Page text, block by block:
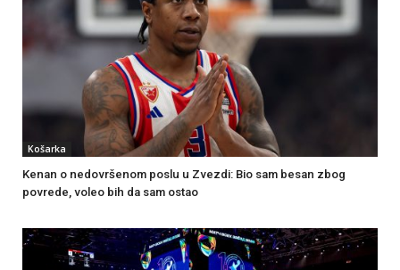
Košarka
Kenan o nedovršenom poslu u Zvezdi: Bio sam besan zbog
povrede, voleo bih da sam ostao